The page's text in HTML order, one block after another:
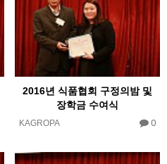
2016년 식품협회 구정의밤 및
장학금 수여식
KAGROPA 0